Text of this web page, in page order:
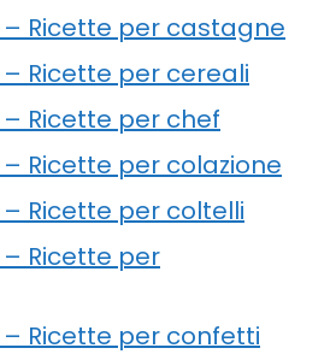
Ricette per castagne
Ricette per cereali
Ricette per chef
Ricette per colazione
Ricette per coltelli
Ricette per
Ricette per confetti